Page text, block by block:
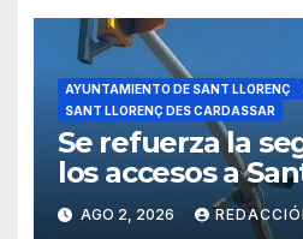
AYUNTAMIENTO DE SANT LLORENÇ
SANT LLORENÇ DES CARDASSAR
Se refuerza la
los accesos a
con cámaras
AGO 2, 2026